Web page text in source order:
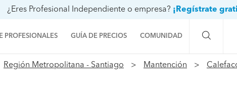
¿Eres Profesional Independiente o empresa? ¡Regístrate
PROFESIONALES GUÍA DE PRECIOS COMUNIDAD
Preguntas a la
Región Metropolitana - Santiago Mantención